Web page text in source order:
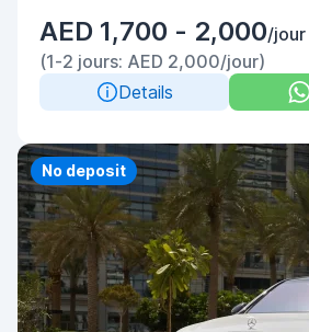
AED 1,700 - 2,000/jour
(1-2 jours: AED 2,000/jour)
Details
No deposit